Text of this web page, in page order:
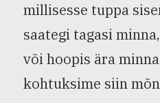
millisesse tuppa
saategi tagasi
või hoopis ära
kohtuksime siin